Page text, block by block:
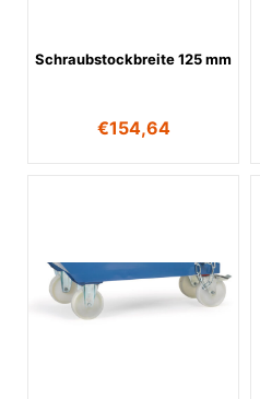
Schraubstockbreite 125 mm
€154,64